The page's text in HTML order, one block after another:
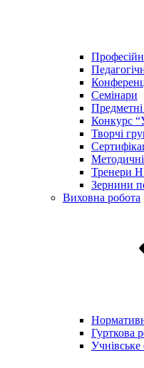
Семінари
Конкурс
Творчі
Тренери
Зернини
Виховна робота
Гурткова